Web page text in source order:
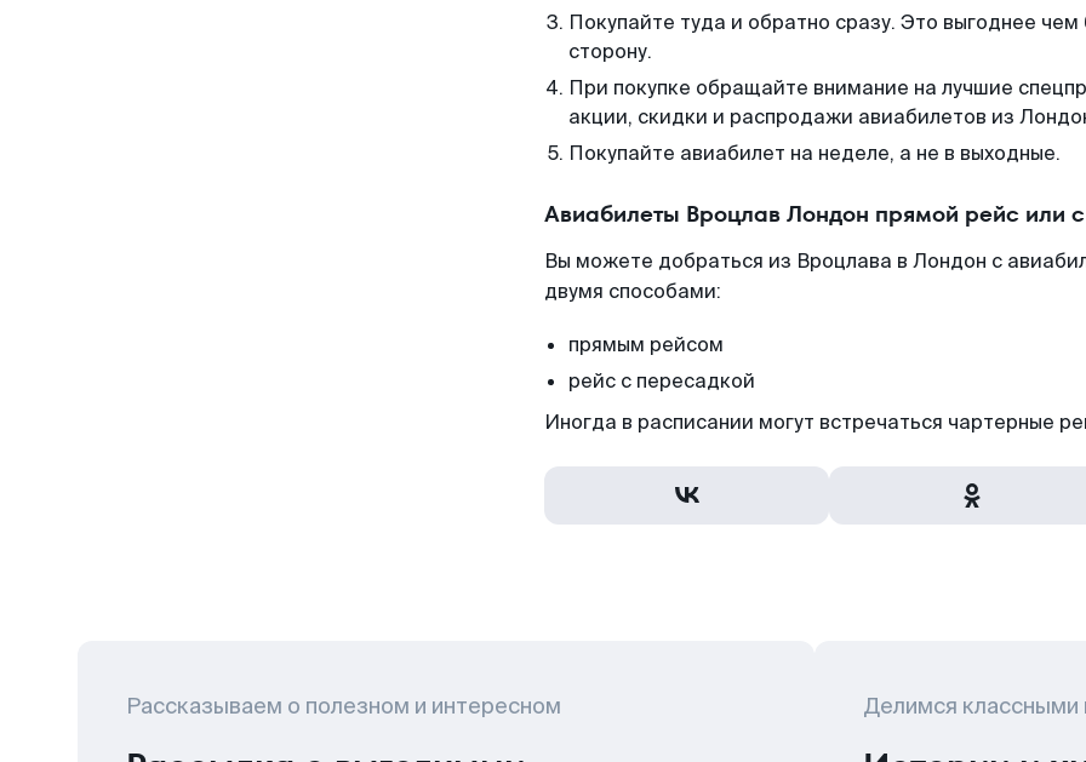
Покупайте туда и обратно сразу. Это выгоднее
сторону.
При покупке обращайте внимание на лучшие
акции, скидки и распродажи авиабилетов из
Покупайте авиабилет на неделе, а не в выходные.
Авиабилеты Вроцлав Лондон прямой рейс или
Вы можете добраться из Вроцлава в Лондон с
двумя способами:
прямым рейсом
рейс с пересадкой
Иногда в расписании могут встречаться чартерные
Рассказываем о полезном и интересном Делимся классными